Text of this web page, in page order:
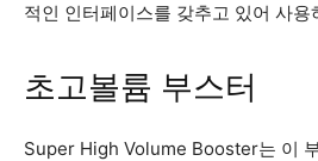
적인 인터페이스를 갖추고 있어 사용
초고볼륨 부스터
Super High Volume Booster는 이